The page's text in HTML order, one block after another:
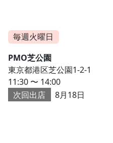
毎週火曜日
PMO芝公園
東京都港区芝公園1-2-1
11:30 〜 14:00
次回出店
8月18日